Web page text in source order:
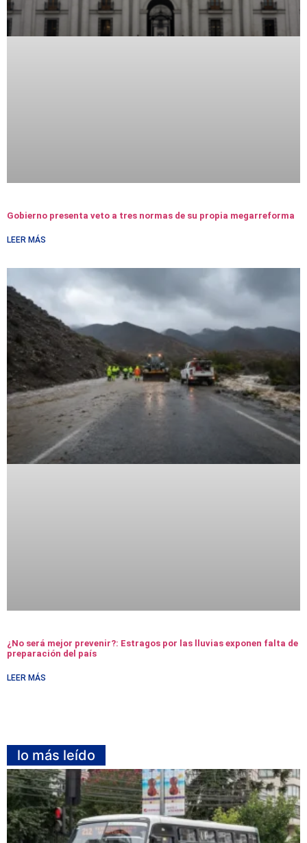
Gobierno presenta veto a tres normas de su propia megarreforma
LEER MÁS
¿No será mejor prevenir?: Estragos por las lluvias exponen falta de
preparación del país
LEER MÁS
lo más leído